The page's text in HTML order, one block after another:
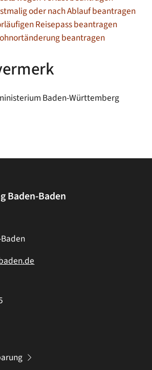
oder nach Ablauf beantragen
Reisepass beantragen
beantragen
Baden-Württemberg
Baden-Baden